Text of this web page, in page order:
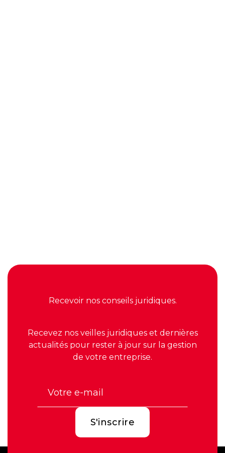
Recevoir nos conseils juridiques.
Recevez nos veilles juridiques et dernières
actualités pour rester à jour sur la gestion
de votre entreprise.